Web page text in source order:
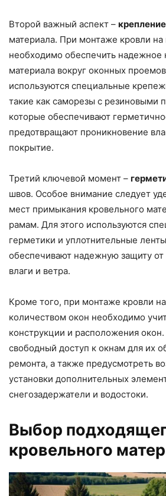
Второй важный аспект – крепление
материала. При монтаже кровли
необходимо обеспечить надежное
материала вокруг оконных
используются специальные
такие как саморезы с резиновыми
которые обеспечивают
предотвращают проникновение
покрытие.
Третий ключевой момент –
швов. Особое внимание следует
мест примыкания кровельного
рамам. Для этого используются
герметики и уплотнительные
обеспечивают надежную защиту
влаги и ветра.
Кроме того, при монтаже кровли
количеством окон необходимо
конструкции и расположения
свободный доступ к окнам для их
ремонта, а также предусмотреть
установки дополнительных
снегозадержатели и водостоки.
Выбор
кровельного